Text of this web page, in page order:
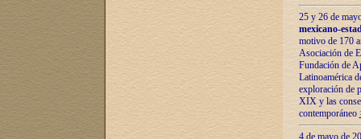
25 y 26 de
mexicano-
motivo de 170
Asociación de
Fundación de
Latinoamérica
exploración de
XIX y las
contemporáneo
4 de mayo de